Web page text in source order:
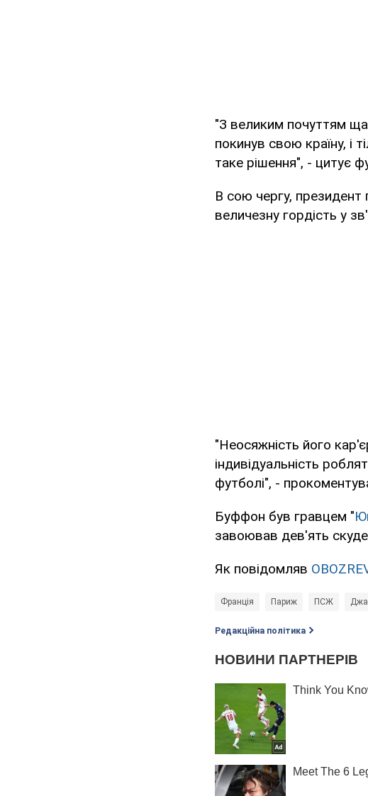
"З великим почуттям
покинув свою країну, і
таке рішення", - цитує
В сою чергу,
величезну гордість у
"Неосяжність його
індивідуальність
футболі", -
Буффон був гравцем "
завоював дев'ять
Як повідомляв
Франція Париж ПСЖ
Редакційна політика